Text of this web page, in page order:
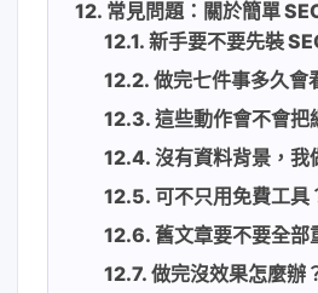
常見問題：關於簡單
新手要不要先裝
做完七件事多久會
這些動作會不會把
沒有資料背景，我
可不只用免費工具
舊文章要不要全部
做完沒效果怎麼辦